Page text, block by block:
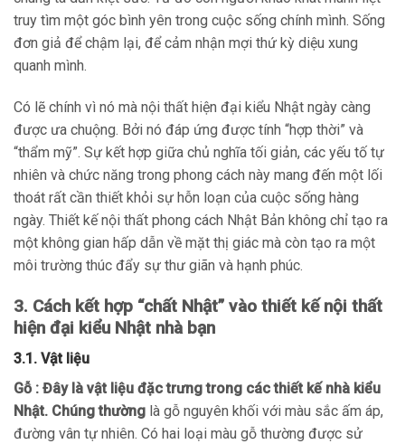
truy tìm một góc bình yên trong cuộc sống chính mình. Sống
đơn giả để chậm lại, để cảm nhận mợi thứ kỳ diệu xung
quanh mình.
Có lẽ chính vì nó mà nội thất hiện đại kiểu Nhật ngày càng
được ưa chuộng. Bởi nó đáp ứng được tính “hợp thời” và
“thẩm mỹ”. Sự kết hợp giữa chủ nghĩa tối giản, các yếu tố tự
nhiên và chức năng trong phong cách này mang đến một lối
thoát rất cần thiết khỏi sự hỗn loạn của cuộc sống hàng
ngày. Thiết kế nội thất phong cách Nhật Bản không chỉ tạo ra
một không gian hấp dẫn về mặt thị giác mà còn tạo ra một
môi trường thúc đẩy sự thư giãn và hạnh phúc.
3. Cách kết hợp “chất Nhật” vào thiết kế nội thất
hiện đại kiểu Nhật nhà bạn
3.1. Vật liệu
Gỗ : Đây là vật liệu đặc trưng trong các thiết kế nhà kiểu
Nhật. Chúng thường là gỗ nguyên khối với màu sắc ấm áp,
đường vân tự nhiên. Có hai loại màu gỗ thường được sử